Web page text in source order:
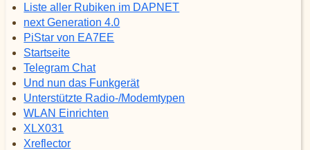
Liste aller Rubiken im DAPNET
next Generation 4.0
PiStar von EA7EE
Startseite
Telegram Chat
Und nun das Funkgerät
Unterstützte Radio-/Modemtypen
WLAN Einrichten
XLX031
Xreflector